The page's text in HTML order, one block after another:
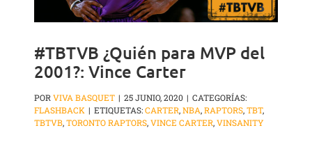
#TBTVB ¿Quién para MVP del
2001?: Vince Carter
PORVIVA BASQUET | 25 JUNIO, 2020 | CATEGORÍAS:
FLASHBACK | ETIQUETAS:CARTER,NBA,RAPTORS,TBT,
TBTVB,TORONTO RAPTORS,VINCE CARTER,VINSANITY